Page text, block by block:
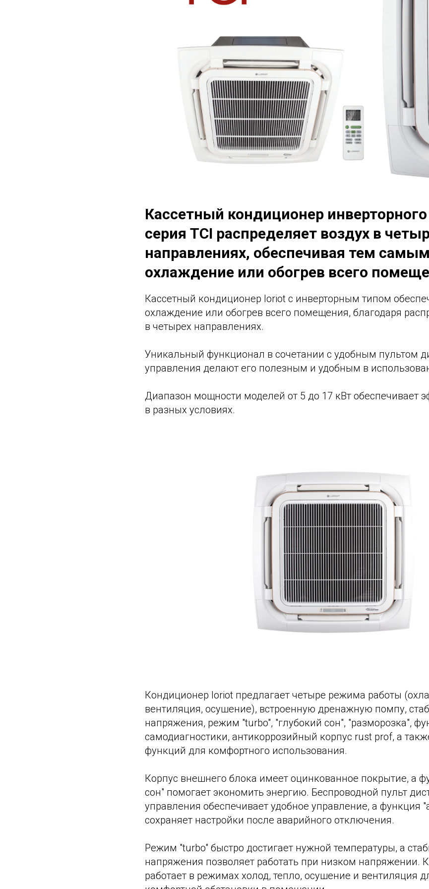
Кассетный кондиционер
серия TCI распределяет воздух в
направлениях, обеспечивая тем
охлаждение или обогрев всего
Кассетный кондиционер loriot с инверторным типом
охлаждение или обогрев всего помещения, благодаря
в четырех направлениях.
Уникальный функционал в сочетании с удобным пультом
управления делают его полезным и удобным в
Диапазон мощности моделей от 5 до 17 кВт обеспечивает
в разных условиях.
Кондиционер loriot предлагает четыре режима работы
вентиляция, осушение), встроенную дренажную помпу,
напряжения, режим "turbo", "глубокий сон", "разморозка",
самодиагностики, антикоррозийный корпус rust prof, а
функций для комфортного использования.
Корпус внешнего блока имеет оцинкованное покрытие, а
сон" помогает экономить энергию. Беспроводной пульт
управления обеспечивает удобное управление, а функция
сохраняет настройки после аварийного отключения.
Режим "turbo" быстро достигает нужной температуры, а
напряжения позволяет работать при низком напряжении.
работает в режимах холод, тепло, осушение и вентиляция